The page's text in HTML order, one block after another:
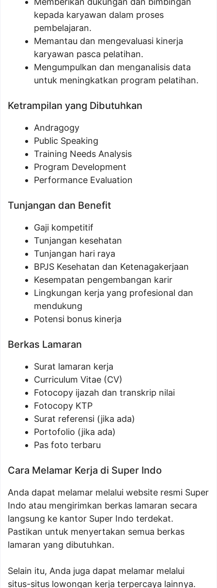
kepada karyawan dalam proses
pembelajaran.
Memantau dan mengevaluasi kinerja
karyawan pasca pelatihan.
Mengumpulkan dan menganalisis data
untuk meningkatkan program pelatihan.
Ketrampilan yang Dibutuhkan
Andragogy
Public Speaking
Training Needs Analysis
Program Development
Performance Evaluation
Tunjangan dan Benefit
Gaji kompetitif
Tunjangan kesehatan
Tunjangan hari raya
BPJS Kesehatan dan Ketenagakerjaan
Kesempatan pengembangan karir
Lingkungan kerja yang profesional dan
mendukung
Potensi bonus kinerja
Berkas Lamaran
Surat lamaran kerja
Curriculum Vitae (CV)
Fotocopy ijazah dan transkrip nilai
Fotocopy KTP
Surat referensi (jika ada)
Portofolio (jika ada)
Pas foto terbaru
Cara Melamar Kerja di Super Indo
Anda dapat melamar melalui website resmi Super
Indo atau mengirimkan berkas lamaran secara
langsung ke kantor Super Indo terdekat.
Pastikan untuk menyertakan semua berkas
lamaran yang dibutuhkan.
Selain itu, Anda juga dapat melamar melalui
situs-situs lowongan kerja terpercaya lainnya.